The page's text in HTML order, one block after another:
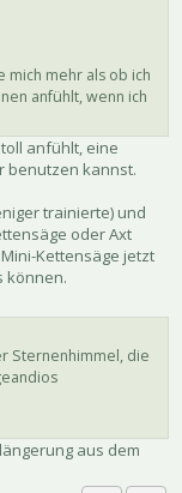
mich mehr als ob ich
anfühlt, wenn ich
anfühlt, eine
benutzen kannst.
trainierte) und
oder Axt
Kettensäge jetzt
können.
Sternenhimmel, die
aus dem